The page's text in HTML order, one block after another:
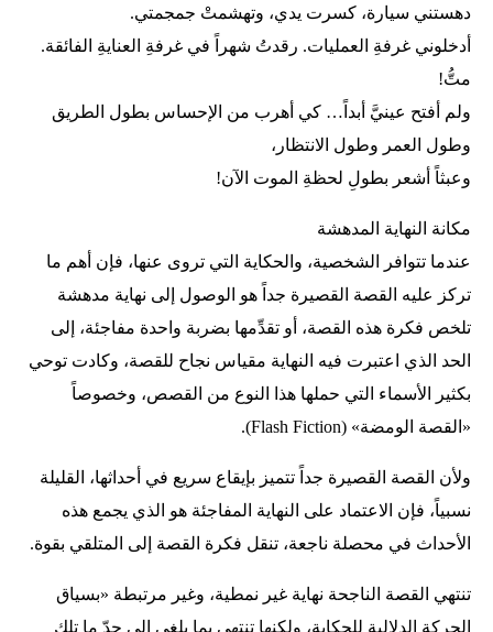
دهستني سيارة، كسرت يدي، وتهشمتْ جمجمتي.
أدخلوني غرفةِ العمليات. رقدتُ شهراً في غرفةِ العنايةِ الفائقة.
متُّ!
ولم أفتح عينيَّ أبداً… كي أهرب من الإحساس بطول الطريق
وطول العمر وطول الانتظار،
وعبثاً أشعر بطولِ لحظةِ الموت الآن!
مكانة النهاية المدهشة
عندما تتوافر الشخصية، والحكاية التي تروى عنها، فإن أهم ما
تركز عليه القصة القصيرة جداً هو الوصول إلى نهاية مدهشة
تلخص فكرة هذه القصة، أو تقدِّمها بضربة واحدة مفاجئة، إلى
الحد الذي اعتبرت فيه النهاية مقياس نجاح للقصة، وكادت توحي
بكثير الأسماء التي حملها هذا النوع من القصص، وخصوصاً
«القصة الومضة» (Flash Fiction).
ولأن القصة القصيرة جداً تتميز بإيقاع سريع في أحداثها، القليلة
نسبياً، فإن الاعتماد على النهاية المفاجئة هو الذي يجمع هذه
الأحداث في محصلة ناجعة، تنقل فكرة القصة إلى المتلقي بقوة.
تنتهي القصة الناجحة نهاية غير نمطية، وغير مرتبطة «بسياق
الحركة الدلالية للحكاية، ولكنها تنتهي بما يلغي إلى حدّ ما تلك